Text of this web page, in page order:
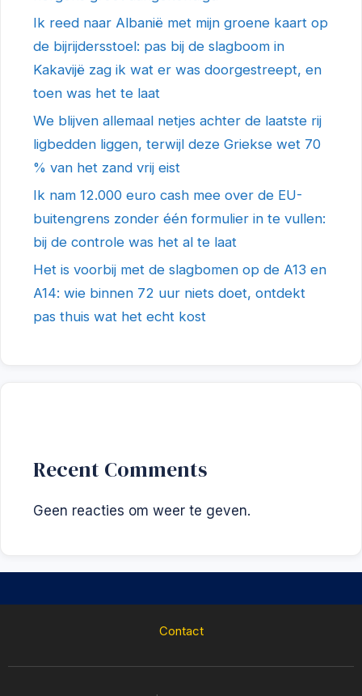
Ik reed naar Albanië met mijn groene kaart op
de bijrijdersstoel: pas bij de slagboom in
Kakavijë zag ik wat er was doorgestreept, en
toen was het te laat
We blijven allemaal netjes achter de laatste rij
ligbedden liggen, terwijl deze Griekse wet 70
% van het zand vrij eist
Ik nam 12.000 euro cash mee over de EU-
buitengrens zonder één formulier in te vullen:
bij de controle was het al te laat
Het is voorbij met de slagbomen op de A13 en
A14: wie binnen 72 uur niets doet, ontdekt
pas thuis wat het echt kost
Recent Comments
Geen reacties om weer te geven.
Contact